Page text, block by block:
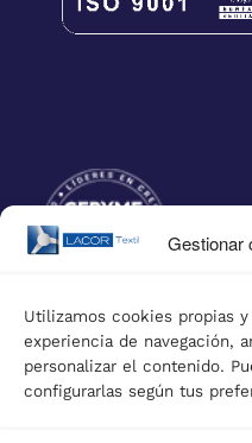
Gestionar
Utilizamos cookies propias
experiencia de navegación,
personalizar el contenido.
configurarlas según tus
FINANCIADO POR